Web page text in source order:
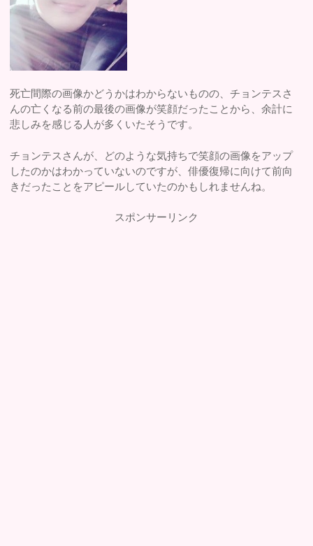
死亡間際の画像かどうかはわからないものの、チョンテスさ
んの亡くなる前の最後の画像が笑顔だったことから、余計に
悲しみを感じる人が多くいたそうです。
チョンテスさんが、どのような気持ちで笑顔の画像をアップ
したのかはわかっていないのですが、俳優復帰に向けて前向
きだったことをアピールしていたのかもしれませんね。
スポンサーリンク